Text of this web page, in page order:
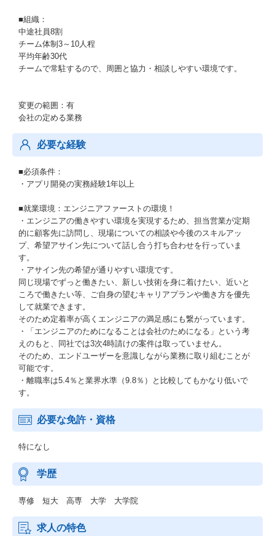
■組織：
中途社員8割
チーム体制3～10人程
平均年齢30代
チームで常駐するので、周囲と協力・相談しやすい環境です。
変更の範囲：有
会社の定める業務
必要な経験
■必須条件：
・アプリ開発の実務経験1年以上
■就業環境：エンジニアファーストの環境！
・エンジニアの働きやすい環境を実現するため、担当営業が定期
的に顧客先に訪問し、現場についての相談や今後のスキルアッ
プ、希望アサイン先について話し合う打ち合わせを行っていま
す。
・アサイン先の希望が通りやすい環境です。
同じ現場でずっと働きたい、新しい技術を身に着けたい、近いと
ころで働きたい等、ご自身の望むキャリアプランや働き方を優先
して就業できます。
そのため定着率が高くエンジニアの満足感にも繋がっています。
・「エンジニアのためになることは会社のためになる」という考
えのもと、同社では3次4時請けの案件は取っていません。
そのため、エンドユーザーを意識しながら業務に取り組むことが
可能です。
・離職率は5.4％と業界水準（9.8％）と比較してもかなり低いで
す。
必要な免許・資格
特になし
学歴
専修 短大 高専 大学 大学院
求人の特色